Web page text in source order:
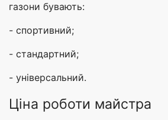
газони бувають:
- спортивний;
- стандартний;
- універсальний.
Ціна роботи майстра